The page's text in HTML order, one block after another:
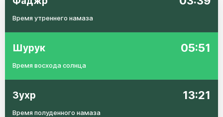
Время утреннего намаза
Шурук 05:51
Время восхода солнца
Зухр 13:21
Время полуденного намаза